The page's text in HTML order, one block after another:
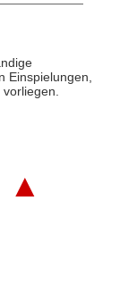
Einspielungen,
vorliegen.
▲